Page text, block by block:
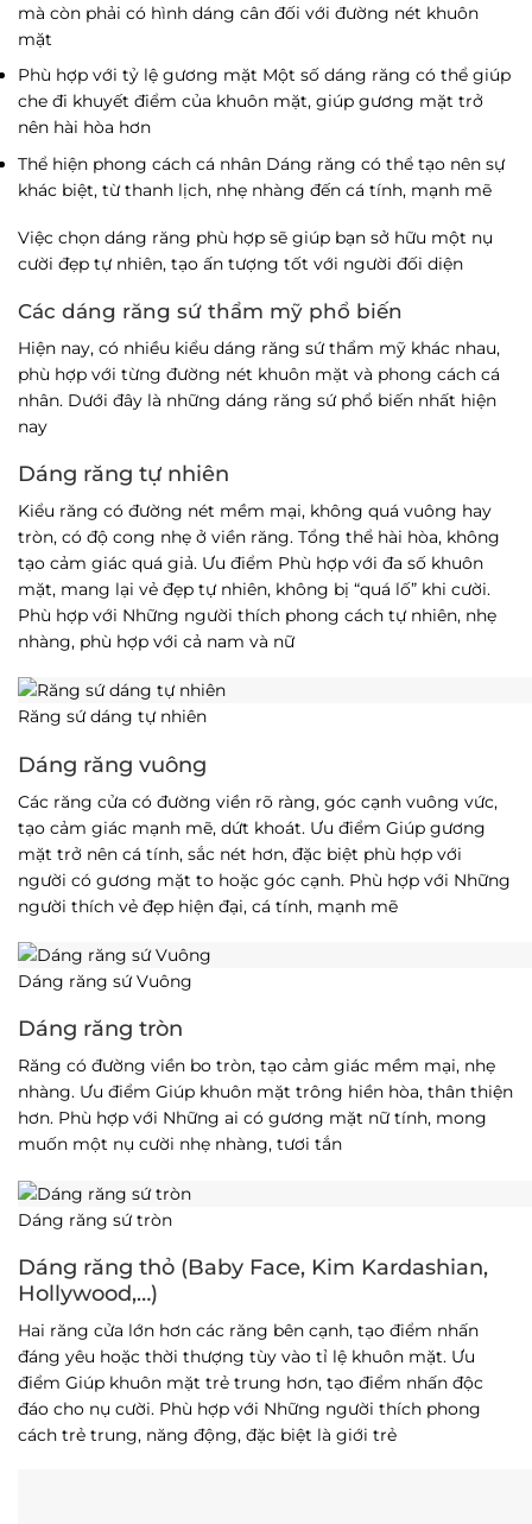
mà còn phải có hình dáng cân đối với đường nét khuôn
mặt
Phù hợp với tỷ lệ gương mặt Một số dáng răng có thể giúp
che đi khuyết điểm của khuôn mặt, giúp gương mặt trở
nên hài hòa hơn
Thể hiện phong cách cá nhân Dáng răng có thể tạo nên sự
khác biệt, từ thanh lịch, nhẹ nhàng đến cá tính, mạnh mẽ
Việc chọn dáng răng phù hợp sẽ giúp bạn sở hữu một nụ
cười đẹp tự nhiên, tạo ấn tượng tốt với người đối diện
Các dáng răng sứ thẩm mỹ phổ biến
Hiện nay, có nhiều kiểu dáng răng sứ thẩm mỹ khác nhau,
phù hợp với từng đường nét khuôn mặt và phong cách cá
nhân. Dưới đây là những dáng răng sứ phổ biến nhất hiện
nay
Dáng răng tự nhiên
Kiểu răng có đường nét mềm mại, không quá vuông hay
tròn, có độ cong nhẹ ở viền răng. Tổng thể hài hòa, không
tạo cảm giác quá giả. Ưu điểm Phù hợp với đa số khuôn
mặt, mang lại vẻ đẹp tự nhiên, không bị “quá lố” khi cười.
Phù hợp với Những người thích phong cách tự nhiên, nhẹ
nhàng, phù hợp với cả nam và nữ
Răng sứ dáng tự nhiên
Dáng răng vuông
Các răng cửa có đường viền rõ ràng, góc cạnh vuông vức,
tạo cảm giác mạnh mẽ, dứt khoát. Ưu điểm Giúp gương
mặt trở nên cá tính, sắc nét hơn, đặc biệt phù hợp với
người có gương mặt to hoặc góc cạnh. Phù hợp với Những
người thích vẻ đẹp hiện đại, cá tính, mạnh mẽ
Dáng răng sứ Vuông
Dáng răng tròn
Răng có đường viền bo tròn, tạo cảm giác mềm mại, nhẹ
nhàng. Ưu điểm Giúp khuôn mặt trông hiền hòa, thân thiện
hơn. Phù hợp với Những ai có gương mặt nữ tính, mong
muốn một nụ cười nhẹ nhàng, tươi tắn
Dáng răng sứ tròn
Dáng răng thỏ (Baby Face, Kim Kardashian,
Hollywood,…)
Hai răng cửa lớn hơn các răng bên cạnh, tạo điểm nhấn
đáng yêu hoặc thời thượng tùy vào tỉ lệ khuôn mặt. Ưu
điểm Giúp khuôn mặt trẻ trung hơn, tạo điểm nhấn độc
đáo cho nụ cười. Phù hợp với Những người thích phong
cách trẻ trung, năng động, đặc biệt là giới trẻ